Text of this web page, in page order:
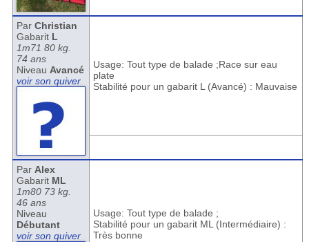
Par Christian
Gabarit L
1m71 80 kg.
74 ans
Niveau Avancé
voir son quiver
Usage: Tout type de balade ;Race sur eau
plate
Stabilité pour un gabarit L (Avancé) : Mauvaise
Par Alex
Gabarit ML
1m80 73 kg.
46 ans
Niveau
Débutant
voir son quiver
Usage: Tout type de balade ;
Stabilité pour un gabarit ML (Intermédiaire) :
Très bonne